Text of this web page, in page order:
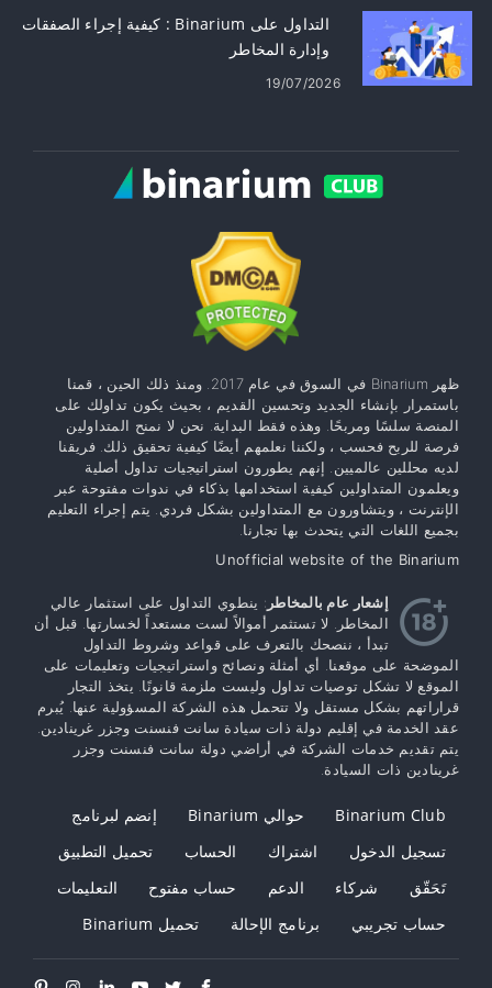
التداول على Binarium : كيفية إجراء الصفقات
وإدارة المخاطر
19/07/2026
ظهر Binarium في السوق في عام 2017. ومنذ ذلك الحين ، قمنا
باستمرار بإنشاء الجديد وتحسين القديم ، بحيث يكون تداولك على
المنصة سلسًا ومربحًا. وهذه فقط البداية. نحن لا نمنح المتداولين
فرصة للربح فحسب ، ولكننا نعلمهم أيضًا كيفية تحقيق ذلك. فريقنا
لديه محللين عالميين. إنهم يطورون استراتيجيات تداول أصلية
ويعلمون المتداولين كيفية استخدامها بذكاء في ندوات مفتوحة عبر
الإنترنت ، ويتشاورون مع المتداولين بشكل فردي. يتم إجراء التعليم
بجميع اللغات التي يتحدث بها تجارنا.
Unofficial website of the Binarium
إشعار عام بالمخاطر : ينطوي التداول على استثمار عالي
المخاطر. لا تستثمر أموالاً لست مستعداً لخسارتها. قبل أن
تبدأ ، ننصحك بالتعرف على قواعد وشروط التداول
الموضحة على موقعنا. أي أمثلة ونصائح واستراتيجيات وتعليمات على
الموقع لا تشكل توصيات تداول وليست ملزمة قانونًا. يتخذ التجار
قراراتهم بشكل مستقل ولا تتحمل هذه الشركة المسؤولية عنها. يُبرم
عقد الخدمة في إقليم دولة ذات سيادة سانت فنسنت وجزر غرينادين.
يتم تقديم خدمات الشركة في أراضي دولة سانت فنسنت وجزر
غرينادين ذات السيادة.
Binarium Club حوالي Binarium
إنضم لبرنامج
تسجيل الدخول
اشتراك الحساب
تحميل التطبيق
تَحَقّق
شركاء الدعم حساب مفتوح
التعليمات
حساب تجريبي
برنامج الإحالة تحميل Binarium